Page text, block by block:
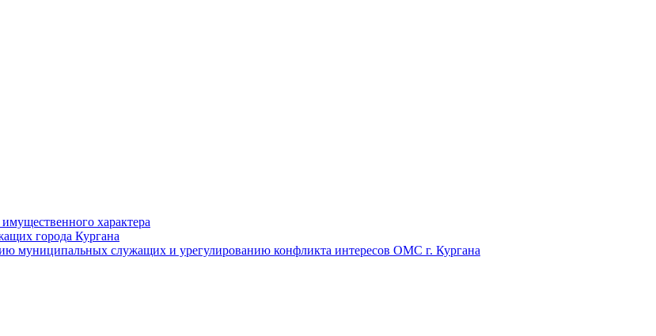
характера
города Кургана
муниципальных служащих и урегулированию конфликта интересов ОМС г. Кургана